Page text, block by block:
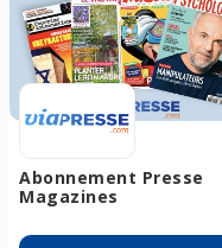
Abonnement Presse
Magazines